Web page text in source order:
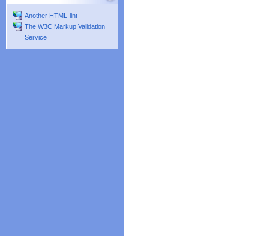
Another HTML-lint
The W3C Markup Validation
Service